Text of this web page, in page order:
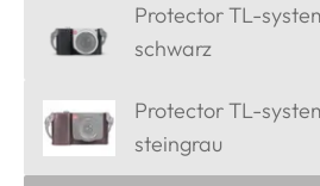
Protector TL-
schwarz
Protector TL-
steingrau